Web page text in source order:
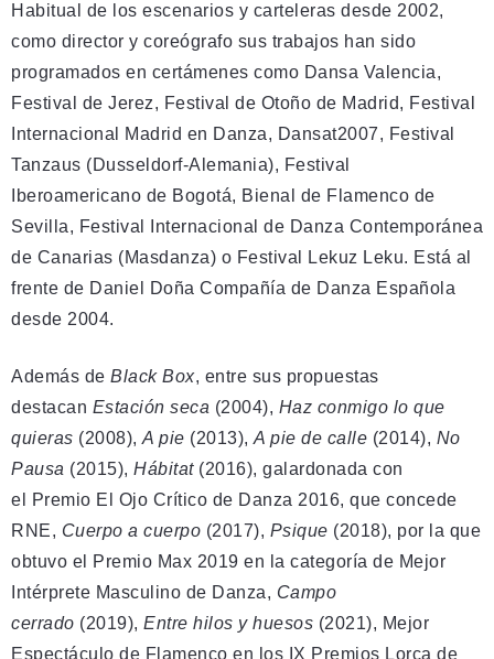
Habitual de los escenarios y carteleras desde 2002,
como director y coreógrafo sus trabajos han sido
programados en certámenes como Dansa Valencia,
Festival de Jerez, Festival de Otoño de Madrid, Festival
Internacional Madrid en Danza, Dansat2007, Festival
Tanzaus (Dusseldorf-Alemania), Festival
Iberoamericano de Bogotá, Bienal de Flamenco de
Sevilla, Festival Internacional de Danza Contemporánea
de Canarias (Masdanza) o Festival Lekuz Leku. Está al
frente de Daniel Doña Compañía de Danza Española
desde 2004.
Además de Black Box, entre sus propuestas
destacan Estación seca (2004), Haz conmigo lo que
quieras (2008), A pie (2013), A pie de calle (2014), No
Pausa (2015), Hábitat(2016), galardonada con
el Premio El Ojo Crítico de Danza 2016, que concede
RNE, Cuerpo a cuerpo (2017), Psique (2018), por la que
obtuvo el Premio Max 2019 en la categoría de Mejor
Intérprete Masculino de Danza, Campo
cerrado (2019), Entre hilos y huesos (2021), Mejor
Espectáculo de Flamenco en los IX Premios Lorca de